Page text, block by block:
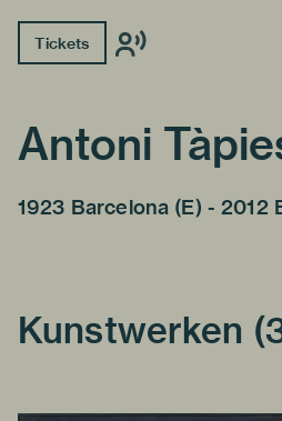
Tickets
Antoni
1923 Barcelona (E) - 2012
Kunstwerken